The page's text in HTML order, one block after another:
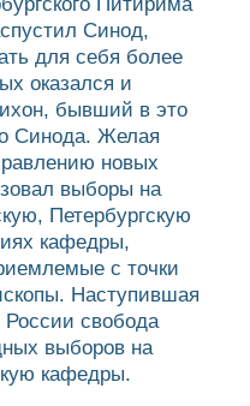
Синод,
для себя более
оказался и
бывший в это
Синода. Желая
новых
выборы на
Петербургскую
кафедры,
с точки
Наступившая
России свобода
выборов на
кафедры.